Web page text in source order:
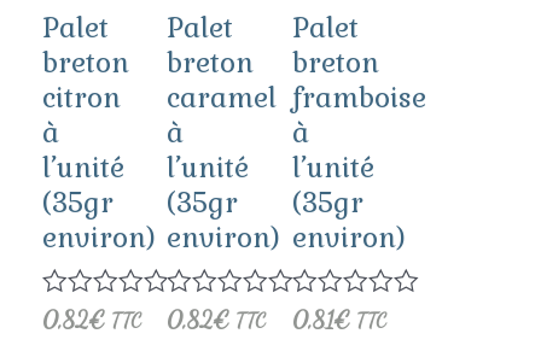
Palet
breton
citron
à
l’unité
(35gr
environ)
Note
0,82€ TTC
Palet
breton
caramel
à
l’unité
(35gr
environ)
Note
0,82€ TTC
Palet
breton
framboise
à
l’unité
(35gr
environ)
Note
0,81€ TTC